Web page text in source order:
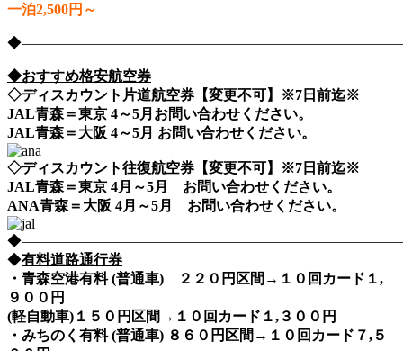
一泊2,500円～
◆おすすめ格安航空券
◇ディスカウント片道航空券【変更不可】※7日前迄※
JAL青森＝東京 4～5月お問い合わせください。
JAL青森＝大阪 4～5月 お問い合わせください。
◇ディスカウント往復航空券【変更不可】※7日前迄※
JAL青森＝東京 4月～5月 お問い合わせください。
ANA青森＝大阪 4月～5月 お問い合わせください。
◆有料道路通行券
・青森空港有料 (普通車) ２２０円区間→１０回カード１,
９００円
(軽自動車)１５０円区間→１０回カード１,３００円
・みちのく有料 (普通車) ８６０円区間→１０回カード７,５